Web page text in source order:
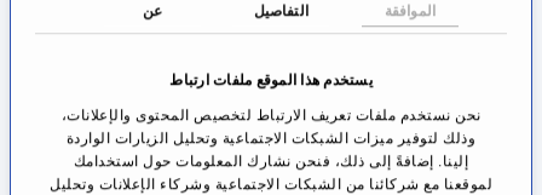
الموافقة التفاصيل عن
يستخدم هذا الموقع ملفات ارتباط
نحن نستخدم ملفات تعريف الارتباط لتخصيص المحتوى والإعلانات،
وذلك لتوفير ميزات الشبكات الاجتماعية وتحليل الزيارات الواردة
إلينا. إضافةً إلى ذلك، فنحن نشارك المعلومات حول استخدامك
لموقعنا مع شركائنا من الشبكات الاجتماعية وشركاء الإعلانات وتحليل
سرطان الصدر
سرطان الأمعاء
سرطان الكبد